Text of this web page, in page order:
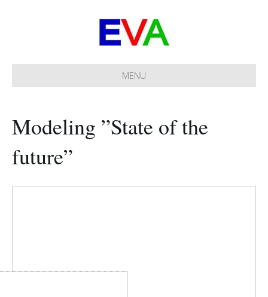
MENU
Modeling ”State of the
future”